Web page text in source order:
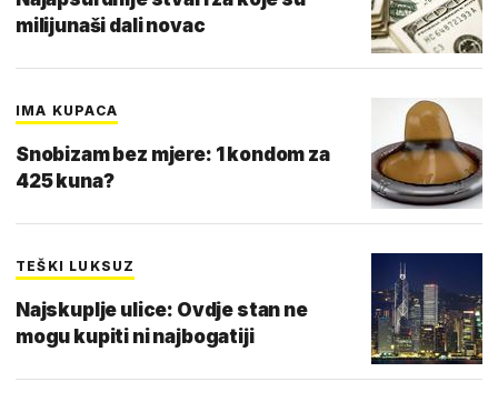
milijunaši dali novac
IMA KUPACA
Snobizam bez mjere: 1 kondom za
425 kuna?
TEŠKI LUKSUZ
Najskuplje ulice: Ovdje stan ne
mogu kupiti ni najbogatiji